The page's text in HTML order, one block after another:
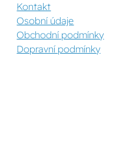
Kontakt
Osobní údaje
Obchodní podmínky
Dopravní podmínky